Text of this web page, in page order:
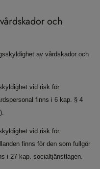
och
av vårdskador och
vid risk för
finns i 6 kap. § 4
vid risk för
finns för den som fullgör
i 27 kap. socialtjänstlagen.